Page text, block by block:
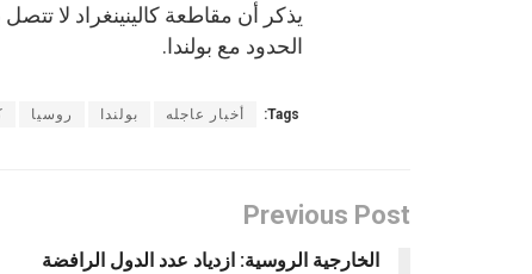
يذكر أن مقاطعة كالينينغراد لا
الحدود مع بولندا.
Tags: أخبار عاجله بولندا روسيا
Previous Post
الخارجية الروسية: ازدياد عدد الدول الرافضة